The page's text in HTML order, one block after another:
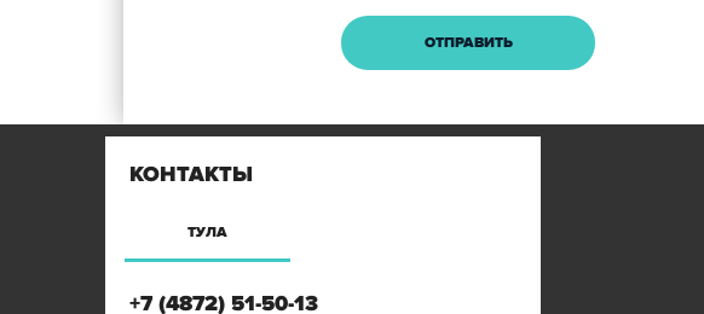
КОНТАКТЫ
ТУЛА
+7 (4872) 51-50-13